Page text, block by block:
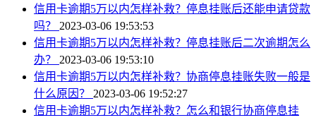
信用卡逾期5万以内怎样补救？停息挂账后还能申请贷款
吗？ 2023-03-06 19:53:53
信用卡逾期5万以内怎样补救？停息挂账后二次逾期怎么
办？ 2023-03-06 19:53:10
信用卡逾期5万以内怎样补救？协商停息挂账失败一般是
什么原因？ 2023-03-06 19:52:27
信用卡逾期5万以内怎样补救？怎么和银行协商停息挂